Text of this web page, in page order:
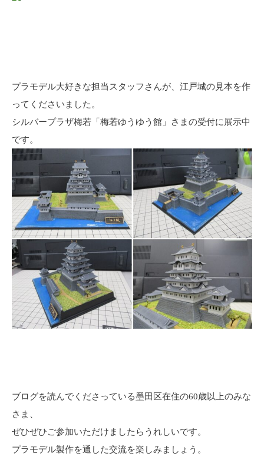
プラモデル大好きな担当スタッフさんが、江戸城の見本を作
ってくださいました。
シルバープラザ梅若「梅若ゆうゆう館」さまの受付に展示中
です。
ブログを読んでくださっている墨田区在住の60歳以上のみな
さま、
ぜひぜひご参加いただけましたらうれしいです。
プラモデル製作を通した交流を楽しみましょう。